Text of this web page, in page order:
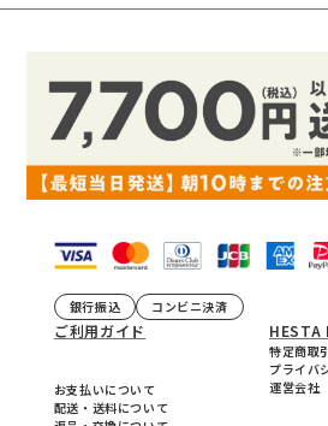
銀行振込 コンビニ決済
ご利用ガイド
お支払いについて
配送・送料について
HESTA
特定商取
プライバ
運営会社